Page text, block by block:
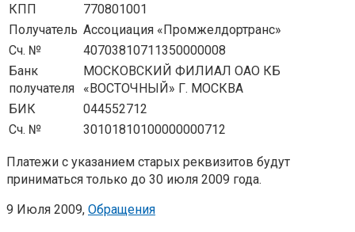
КПП
770801001
Получатель Ассоциация «Промжелдортранс»
Сч. №
40703810711350000008
Банк
получателя
МОСКОВСКИЙ ФИЛИАЛ ОАО КБ
«ВОСТОЧНЫЙ» Г. МОСКВА
БИК
044552712
Сч. №
30101810100000000712
Платежи с указанием старых реквизитов будут
приниматься только до 30 июля 2009 года.
9 Июля 2009, Обращения